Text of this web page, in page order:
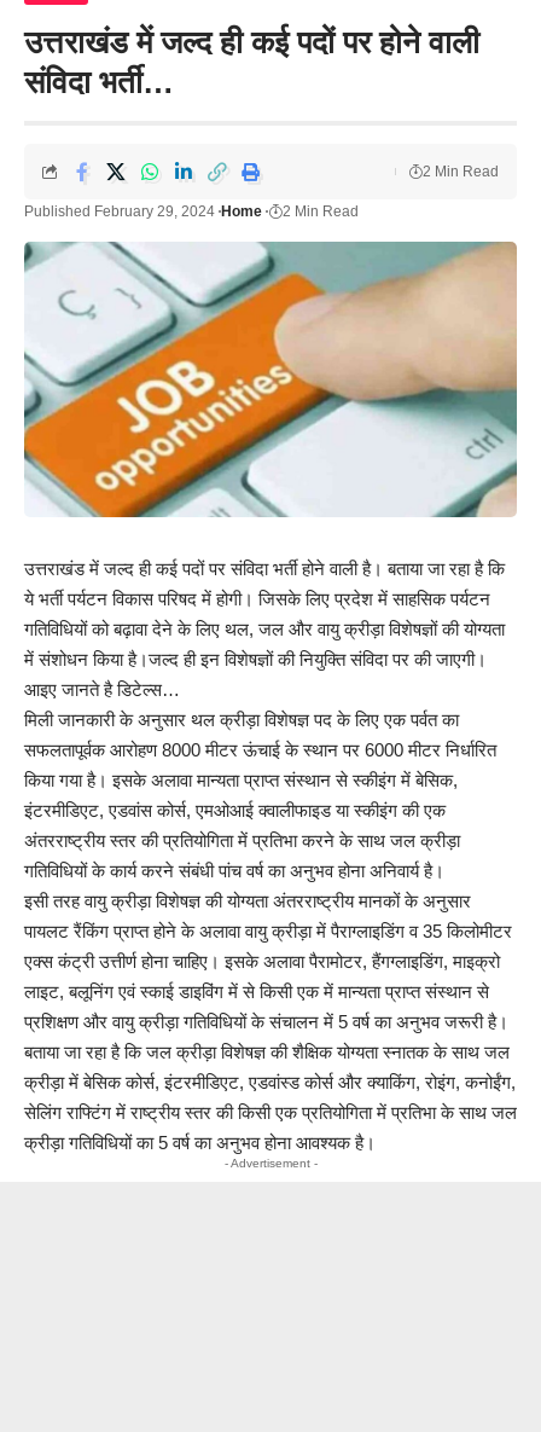
उत्तराखंड में जल्द ही कई पदों पर होने वाली
संविदा भर्ती…
Published February 29, 2024 Home 2 Min Read
2 Min Read
उत्तराखंड में जल्द ही कई पदों पर संविदा भर्ती होने वाली है। बताया जा रहा है कि
ये भर्ती पर्यटन विकास परिषद में होगी। जिसके लिए प्रदेश में साहसिक पर्यटन
गतिविधियों को बढ़ावा देने के लिए थल, जल और वायु क्रीड़ा विशेषज्ञों की योग्यता
में संशोधन किया है।जल्द ही इन विशेषज्ञों की नियुक्ति संविदा पर की जाएगी।
आइए जानते है डिटेल्स…
मिली जानकारी के अनुसार थल क्रीड़ा विशेषज्ञ पद के लिए एक पर्वत का
सफलतापूर्वक आरोहण 8000 मीटर ऊंचाई के स्थान पर 6000 मीटर निर्धारित
किया गया है। इसके अलावा मान्यता प्राप्त संस्थान से स्कीइंग में बेसिक,
इंटरमीडिएट, एडवांस कोर्स, एमओआई क्वालीफाइड या स्कीइंग की एक
अंतरराष्ट्रीय स्तर की प्रतियोगिता में प्रतिभा करने के साथ जल क्रीड़ा
गतिविधियों के कार्य करने संबंधी पांच वर्ष का अनुभव होना अनिवार्य है।
इसी तरह वायु क्रीड़ा विशेषज्ञ की योग्यता अंतरराष्ट्रीय मानकों के अनुसार
पायलट रैंकिंग प्राप्त होने के अलावा वायु क्रीड़ा में पैराग्लाइडिंग व 35 किलोमीटर
एक्स कंट्री उत्तीर्ण होना चाहिए। इसके अलावा पैरामोटर, हैंगग्लाइडिंग, माइक्रो
लाइट, बलूनिंग एवं स्काई डाइविंग में से किसी एक में मान्यता प्राप्त संस्थान से
प्रशिक्षण और वायु क्रीड़ा गतिविधियों के संचालन में 5 वर्ष का अनुभव जरूरी है।
बताया जा रहा है कि जल क्रीड़ा विशेषज्ञ की शैक्षिक योग्यता स्नातक के साथ जल
क्रीड़ा में बेसिक कोर्स, इंटरमीडिएट, एडवांस्ड कोर्स और क्याकिंग, रोइंग, कनोईंग,
सेलिंग राफ्टिंग में राष्ट्रीय स्तर की किसी एक प्रतियोगिता में प्रतिभा के साथ जल
क्रीड़ा गतिविधियों का 5 वर्ष का अनुभव होना आवश्यक है।
- Advertisement -